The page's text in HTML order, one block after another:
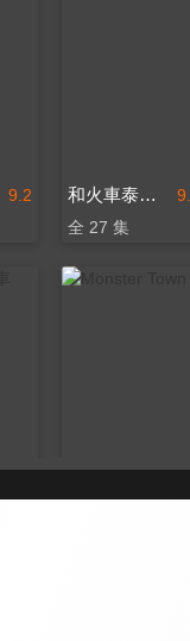
9.2 和火車泰德學習
全 27 集